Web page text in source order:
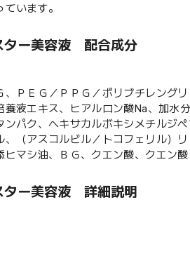
います。
ター美容液 配合成分
ＰＥＧ／ＰＰＧ／ポリブチレング
養液エキス、ヒアルロン酸Na、加水
ンパク、ヘキサカルボキシメチルジ
、（アスコルビル／トコフェリル）
マシ油、ＢＧ、クエン酸、クエン
ター美容液 詳細説明